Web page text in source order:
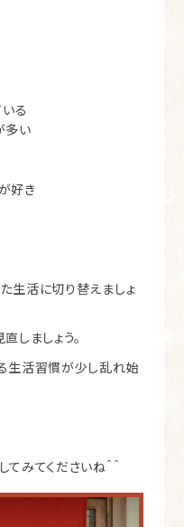
る
多い
好き
切り替えましょ
ましょう。
活習慣が少し乱れ始
みてくださいね＾＾